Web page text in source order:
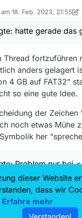
nur bei <als 4GB
so riesig sind ist
Dateien spielt der alte
auf FAT32 ab
18. Feb. 2023, 21:55
von styroll
hatte gerade das
Thread fortzuführen
anders gelagert
4 GB auf FAT32”
so eine gute Idee.
der Zeichen
noch etwas Mühe
her
Problem nur bei
dieser Website
dass wir
Erfahre mehr